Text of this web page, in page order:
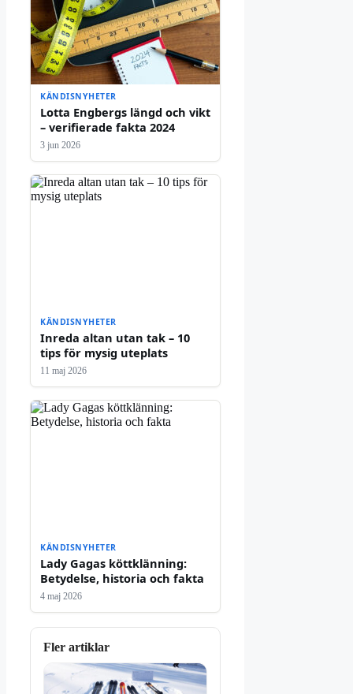
KÄNDISNYHETER
Lotta Engbergs längd och vikt
– verifierade fakta 2024
3 jun 2026
KÄNDISNYHETER
Inreda altan utan tak – 10
tips för mysig uteplats
11 maj 2026
KÄNDISNYHETER
Lady Gagas köttklänning:
Betydelse, historia och fakta
4 maj 2026
Fler artiklar